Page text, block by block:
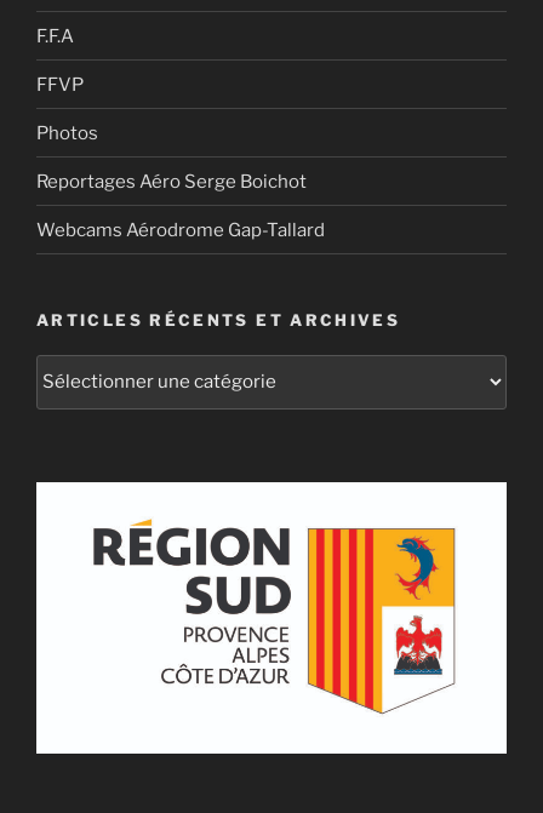
F.F.A
FFVP
Photos
Reportages Aéro Serge Boichot
Webcams Aérodrome Gap-Tallard
ARTICLES RÉCENTS ET ARCHIVES
Articles